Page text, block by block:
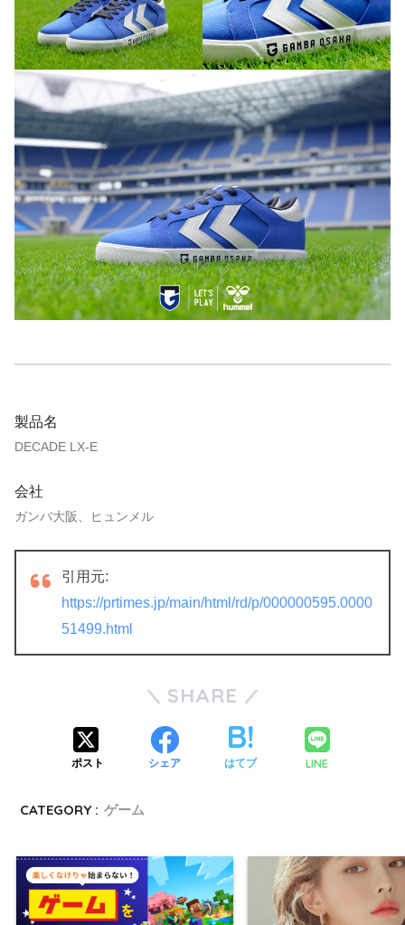
製品名
DECADE LX-E
会社
ガンバ大阪、ヒュンメル
引用元:
https://prtimes.jp/main/html/rd/p/000000595.0000
51499.html
SHARE
ポスト シェア はてブ LINE
CATEGORY : ゲーム